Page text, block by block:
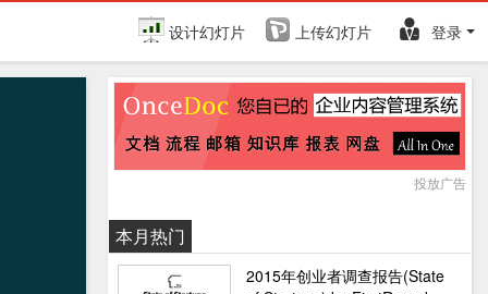
设计幻灯片 上传幻灯片 登录
投放广告
本月热门
2015年创业者调查报告(State